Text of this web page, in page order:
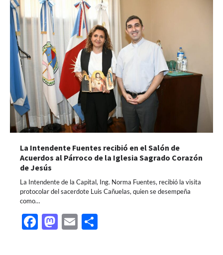
La Intendente Fuentes recibió en el Salón de
Acuerdos al Párroco de la Iglesia Sagrado Corazón
de Jesús
La Intendente de la Capital, Ing. Norma Fuentes, recibió la visita
protocolar del sacerdote Luis Cañuelas, quien se desempeña
como…
Facebook
Mastodon
Email